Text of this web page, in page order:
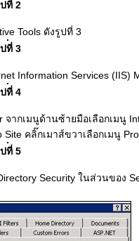
ที่ 2
Tools ดังรูปที่ 3
ที่ 3
Information Services (IIS)
ที่ 4
ากเมนูด้านซ้ายมือเลือกเมนู
Site คลิ๊กเมาส์ขวาเลือกเมนู
ที่ 5
Security ในส่วนของ